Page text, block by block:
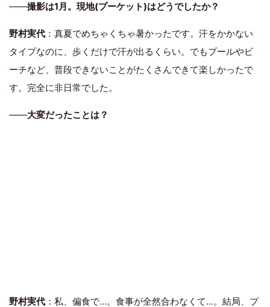
――撮影は1月。現地(プーケット)はどうでしたか？
野村実代 ：真夏でめちゃくちゃ暑かったです。汗をかかない
タイプなのに、歩くだけで汗が出るくらい。でもプールやビ
ーチなど、普段できないことがたくさんできて楽しかったで
す。完全に非日常でした。
――大変だったことは？
野村実代 ：私、偏食で…。食事が全然合わなくて…。結局、プ